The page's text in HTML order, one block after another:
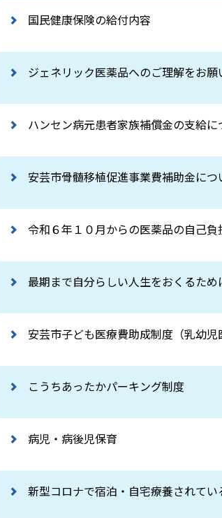
国民健康保険の給付内容
ジェネリック医薬品へのご理解をお願
ハンセン病元患者家族補償金の支給に
安芸市骨髄移植促進事業費補助金につ
令和６年１０月からの医薬品の自己
最期まで自分らしい人生をおくるた
安芸市子ども医療費助成制度（乳幼
こうちあったかパーキング制度
病児・病後児保育
新型コロナで宿泊・自宅療養されて